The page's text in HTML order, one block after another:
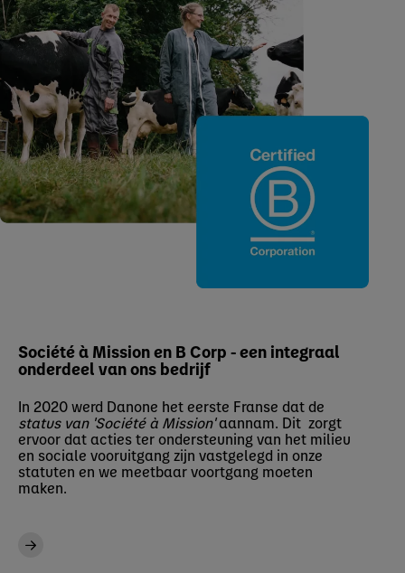
Société à Mission en B Corp - een integraal
onderdeel van ons bedrijf
In 2020 werd Danone het eerste Franse dat de
status van 'Société à Mission'aannam. Dit zorgt
ervoor dat acties ter ondersteuning van het milieu
en sociale vooruitgang zijn vastgelegd in onze
statuten en we meetbaar voortgang moeten
maken.